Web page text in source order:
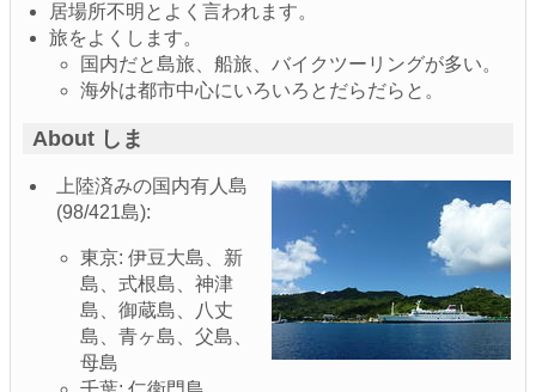
居場所不明とよく言われます。
旅をよくします。
国内だと島旅、船旅、バイクツーリングが多い。
海外は都市中心にいろいろとだらだらと。
About しま
上陸済みの国内有人島
(98/421島):
東京: 伊豆大島、新
島、式根島、神津
島、御蔵島、八丈
島、青ヶ島、父島、
母島